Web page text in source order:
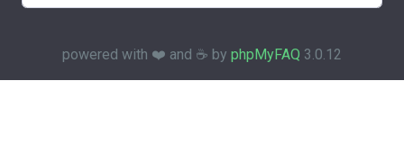
powered with ❤️ and ☕️ by phpMyFAQ 3.0.12